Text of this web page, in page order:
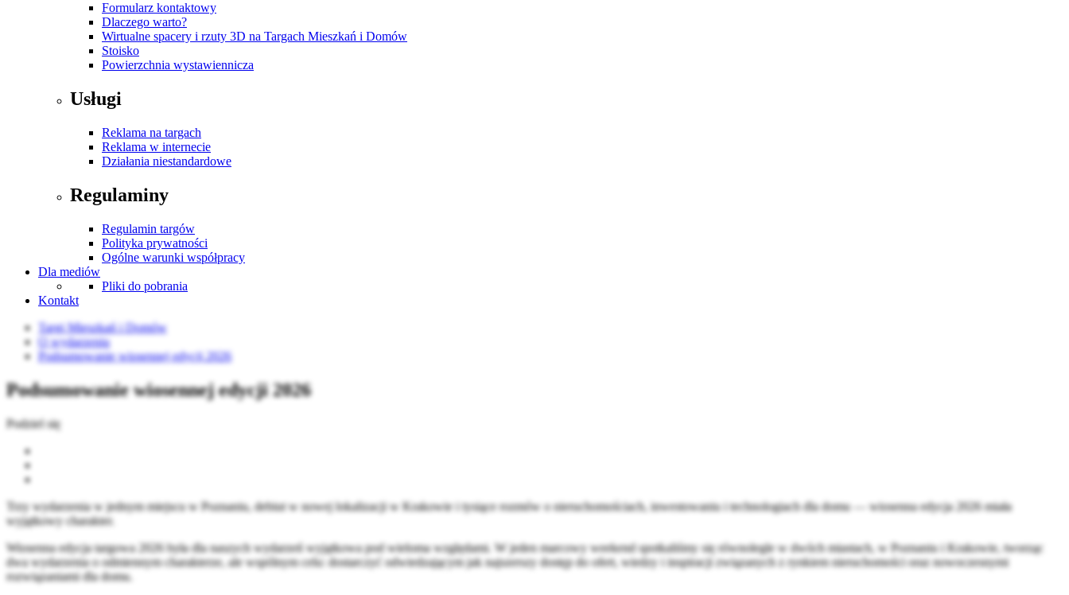
Formularz kontaktowy
Dlaczego warto?
Wirtualne spacery i rzuty 3D na Targach Mieszkań i Domów
Stoisko
Powierzchnia wystawiennicza
Usługi
Reklama na targach
Reklama w internecie
Działania niestandardowe
Regulaminy
Regulamin targów
Polityka prywatności
Ogólne warunki współpracy
Dla mediów
Pliki do pobrania
Kontakt
Targi Mieszkań i Domów
O wydarzeniu
Podsumowanie wiosennej edycji 2026
Podsumowanie wiosennej edycji 2026
Podziel się
Trzy wydarzenia w jednym miejscu w Poznaniu, debiut w nowej lokalizacji w Krakowie i tysiące rozmów o nieruchomościach, inwestowaniu i technologiach dla domu — wiosenna edycja 2026 miała
wyjątkowy charakter.
Wiosenna edycja targowa 2026 była dla naszych wydarzeń wyjątkowa pod wieloma względami. W jeden marcowy weekend spotkaliśmy się równolegle w dwóch miastach, w PoznaniuiKrakowie, tworząc
dwa wydarzenia o odmiennym charakterze, ale wspólnym celu: dostarczyć odwiedzającym jak najszerszy dostęp do ofert, wiedzy i inspiracji związanych z rynkiem nieruchomości oraz nowoczesnymi
rozwiązaniami dla domu.